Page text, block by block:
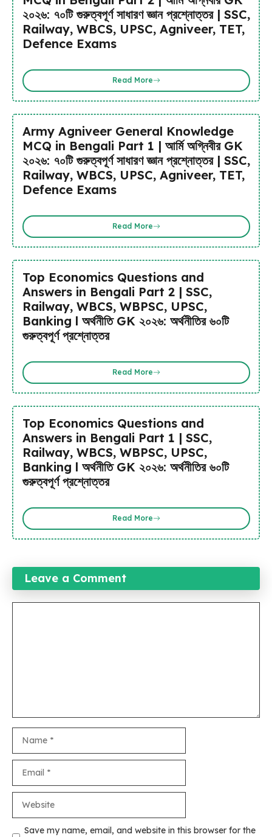
২০২৬: ৭০টি গুরুত্বপূর্ণ সাধারণ জ্ঞান প্রশ্নোত্তর | SSC,
Railway, WBCS, UPSC, Agniveer, TET,
Defence Exams
Read More
Army Agniveer General Knowledge
MCQ in Bengali Part 1 | আর্মি অগ্নিবীর GK
২০২৬: ৭০টি গুরুত্বপূর্ণ সাধারণ জ্ঞান প্রশ্নোত্তর | SSC,
Railway, WBCS, UPSC, Agniveer, TET,
Defence Exams
Read More
Top Economics Questions and
Answers in Bengali Part 2 | SSC,
Railway, WBCS, WBPSC, UPSC,
Banking l অর্থনীতি GK ২০২৬: অর্থনীতির ৬০টি
গুরুত্বপূর্ণ প্রশ্নোত্তর
Read More
Top Economics Questions and
Answers in Bengali Part 1 | SSC,
Railway, WBCS, WBPSC, UPSC,
Banking l অর্থনীতি GK ২০২৬: অর্থনীতির ৬০টি
গুরুত্বপূর্ণ প্রশ্নোত্তর
Read More
Leave a Comment
Save my name, email, and website in this browser for the